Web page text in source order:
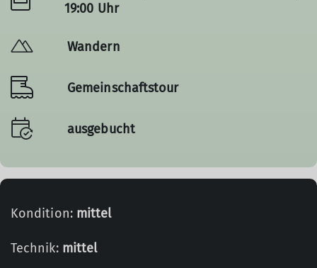
19:00 Uhr
Wandern
Gemeinschaftstour
ausgebucht
Kondition: mittel
Technik: mittel